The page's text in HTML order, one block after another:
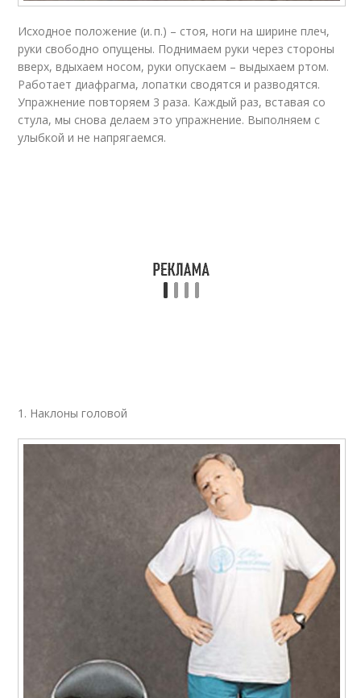
Исходное положение (и. п.) – стоя, ноги на ширине плеч,
руки свободно опущены. Поднимаем руки через стороны
вверх, вдыхаем носом, руки опускаем – выдыхаем ртом.
Работает диафрагма, лопатки сводятся и разводятся.
Упражнение повторяем 3 раза. Каждый раз, вставая со
стула, мы снова делаем это упражнение. Выполняем с
улыбкой и не напрягаемся.
1. Наклоны головой